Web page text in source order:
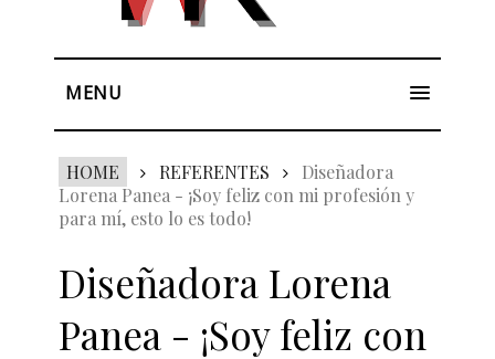
MENU
HOME REFERENTES
Diseñadora
Lorena Panea - ¡Soy feliz con mi profesión y
para mí, esto lo es todo!
Diseñadora Lorena
Panea - ¡Soy feliz con